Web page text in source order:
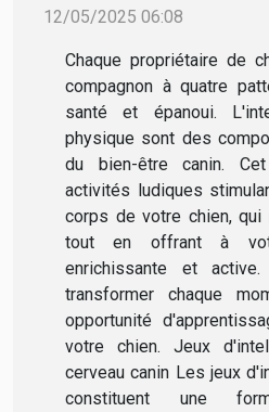
12/05/2025 06:08
Chaque propriétaire de
compagnon à quatre
santé et épanoui.
physique sont des
du bien-être canin.
activités ludiques
corps de votre chien,
tout en offrant à
enrichissante et active.
transformer chaque
opportunité
votre chien. Jeux
cerveau canin Les jeux
constituent une